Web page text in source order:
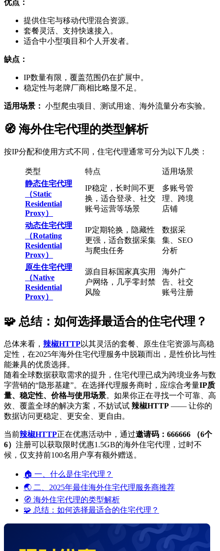
优点：
提供住宅与移动代理混合资源。
套餐灵活、支持快速接入。
适合中小型项目和个人开发者。
缺点：
IP数量有限，覆盖范围仍在扩展中。
稳定性与老牌厂商相比略显不足。
适用场景： 小型爬虫项目、测试用途、海外流量分布实验。
🧭 海外住宅代理的类型解析
按IP分配和使用方式不同，住宅代理通常可分为以下几类：
类型 特点
适用场景
静态住宅代理
（Static
Residential
Proxy）
IP稳定，长时间不更
换，适合登录、社交
账号运营等场景
多账号管
理、跨境
店铺
动态住宅代理
（Rotating
Residential
Proxy）
IP定期轮换，隐藏性
更强，适合数据采集
与爬虫任务
数据采
集、SEO
分析
原生住宅代理
（Native
Residential
Proxy）
源自目标国家真实用
户网络，几乎零封禁
风险
海外广
告、社交
账号注册
🧩 总结：如何选择最适合的住宅代理？
总体来看， 辣椒HTTP以其灵活的套餐、原生住宅资源与高稳
定性，在2025年海外住宅代理服务中脱颖而出，是性价比与性
能兼具的优质选择。
随着全球数据获取需求的提升，住宅代理已成为跨境业务与数
字营销的“隐形基建”。在选择代理服务商时，应综合考量IP质
量、稳定性、价格与使用场景。如果你正在寻找一个可靠、高
效、覆盖全球的解决方案，不妨试试 辣椒HTTP —— 让你的
数据访问更稳定、更安全、更自由。
当前辣椒HTTP正在优惠活动中，通过邀请码：666666 （6个
6） 注册可以获取限时优惠1.5GB的海外住宅代理，过时不
候，仅支持前100名用户享有额外赠送。
🏠 一、什么是住宅代理？
🌏 二、2025年最佳海外住宅代理服务商推荐
🧭 海外住宅代理的类型解析
🧩 总结：如何选择最适合的住宅代理？